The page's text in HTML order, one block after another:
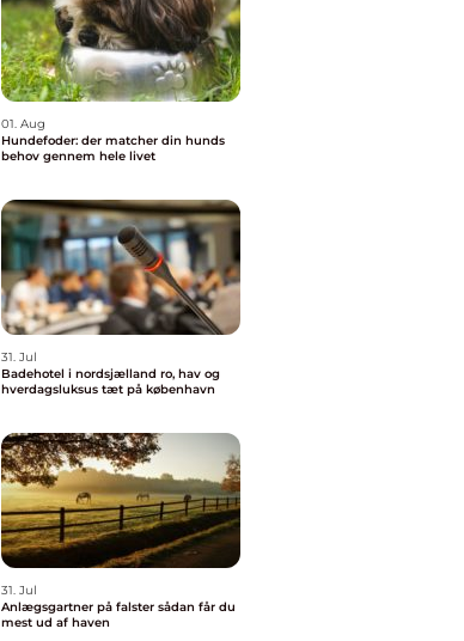
01. Aug
Hundefoder: der matcher din hunds
behov gennem hele livet
31. Jul
Badehotel i nordsjælland ro, hav og
hverdagsluksus tæt på københavn
31. Jul
Anlægsgartner på falster sådan får du
mest ud af haven